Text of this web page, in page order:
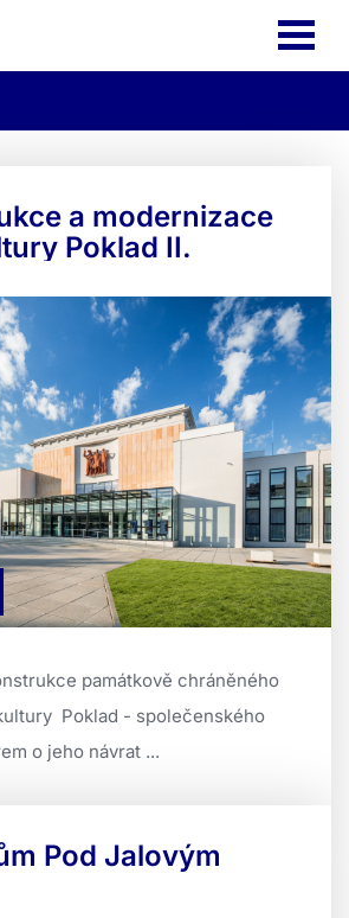
a modernizace
Poklad II.
památkově chráněného
Poklad - společenského
o jeho návrat ...
Pod Jalovým